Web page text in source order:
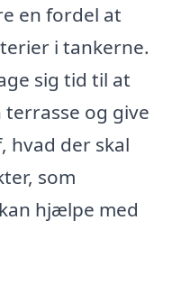
en fordel at
i tankerne.
sig tid til at
og give
hvad der skal
som
hjælpe med